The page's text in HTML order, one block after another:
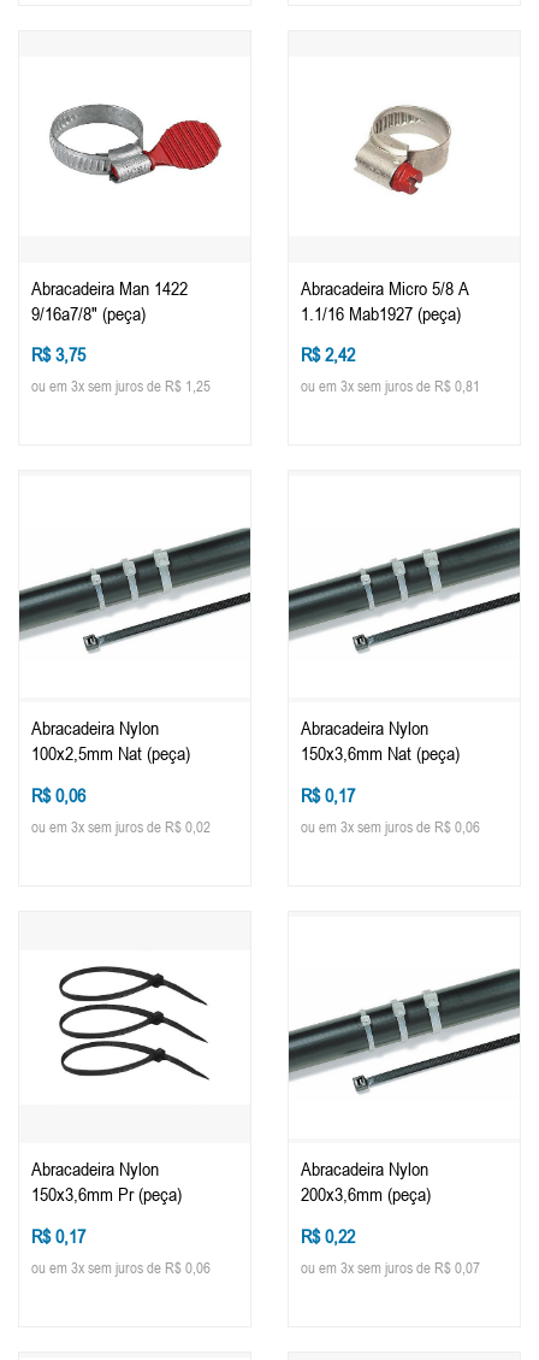
Abracadeira Man 1422
9/16a7/8" (peça)
R$ 3,75
ou em 3x sem juros de R$ 1,25
Abracadeira Micro 5/8 A
1.1/16 Mab1927 (peça)
R$ 2,42
ou em 3x sem juros de R$ 0,81
Abracadeira Nylon
100x2,5mm Nat (peça)
R$ 0,06
ou em 3x sem juros de R$ 0,02
Abracadeira Nylon
150x3,6mm Nat (peça)
R$ 0,17
ou em 3x sem juros de R$ 0,06
Abracadeira Nylon
150x3,6mm Pr (peça)
R$ 0,17
ou em 3x sem juros de R$ 0,06
Abracadeira Nylon
200x3,6mm (peça)
R$ 0,22
ou em 3x sem juros de R$ 0,07